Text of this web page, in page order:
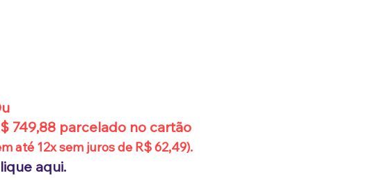
749,88 parcelado no cartão
até 12x sem juros de R$ 62,49).
aqui.